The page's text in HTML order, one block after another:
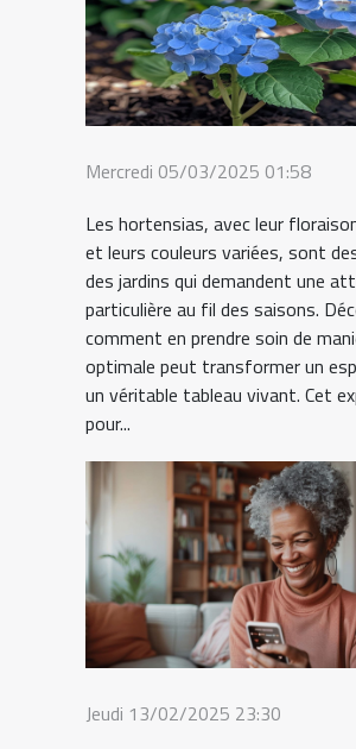
Mercredi 05/03/2025 01:58
Les hortensias, avec leur
et leurs couleurs variées, sont
des jardins qui demandent une
particulière au fil des saisons.
comment en prendre soin de
optimale peut transformer un
un véritable tableau vivant. Cet
pour...
Jeudi 13/02/2025 23:30